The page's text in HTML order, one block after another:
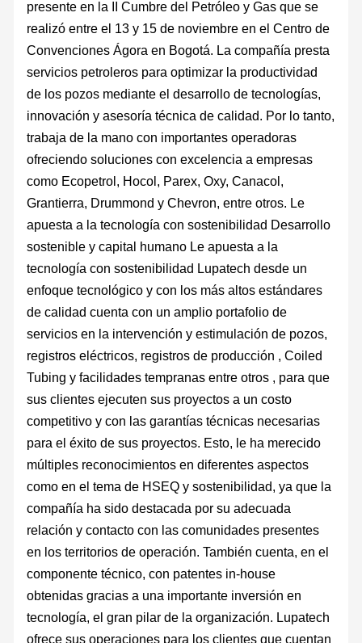
presente en la II Cumbre del Petróleo y Gas que se
realizó entre el 13 y 15 de noviembre en el Centro de
Convenciones Ágora en Bogotá. La compañía presta
servicios petroleros para optimizar la productividad
de los pozos mediante el desarrollo de tecnologías,
innovación y asesoría técnica de calidad. Por lo tanto,
trabaja de la mano con importantes operadoras
ofreciendo soluciones con excelencia a empresas
como Ecopetrol, Hocol, Parex, Oxy, Canacol,
Grantierra, Drummond y Chevron, entre otros. Le
apuesta a la tecnología con sostenibilidad Desarrollo
sostenible y capital humano Le apuesta a la
tecnología con sostenibilidad Lupatech desde un
enfoque tecnológico y con los más altos estándares
de calidad cuenta con un amplio portafolio de
servicios en la intervención y estimulación de pozos,
registros eléctricos, registros de producción , Coiled
Tubing y facilidades tempranas entre otros , para que
sus clientes ejecuten sus proyectos a un costo
competitivo y con las garantías técnicas necesarias
para el éxito de sus proyectos. Esto, le ha merecido
múltiples reconocimientos en diferentes aspectos
como en el tema de HSEQ y sostenibilidad, ya que la
compañía ha sido destacada por su adecuada
relación y contacto con las comunidades presentes
en los territorios de operación. También cuenta, en el
componente técnico, con patentes in-house
obtenidas gracias a una importante inversión en
tecnología, el gran pilar de la organización. Lupatech
ofrece sus operaciones para los clientes que cuentan